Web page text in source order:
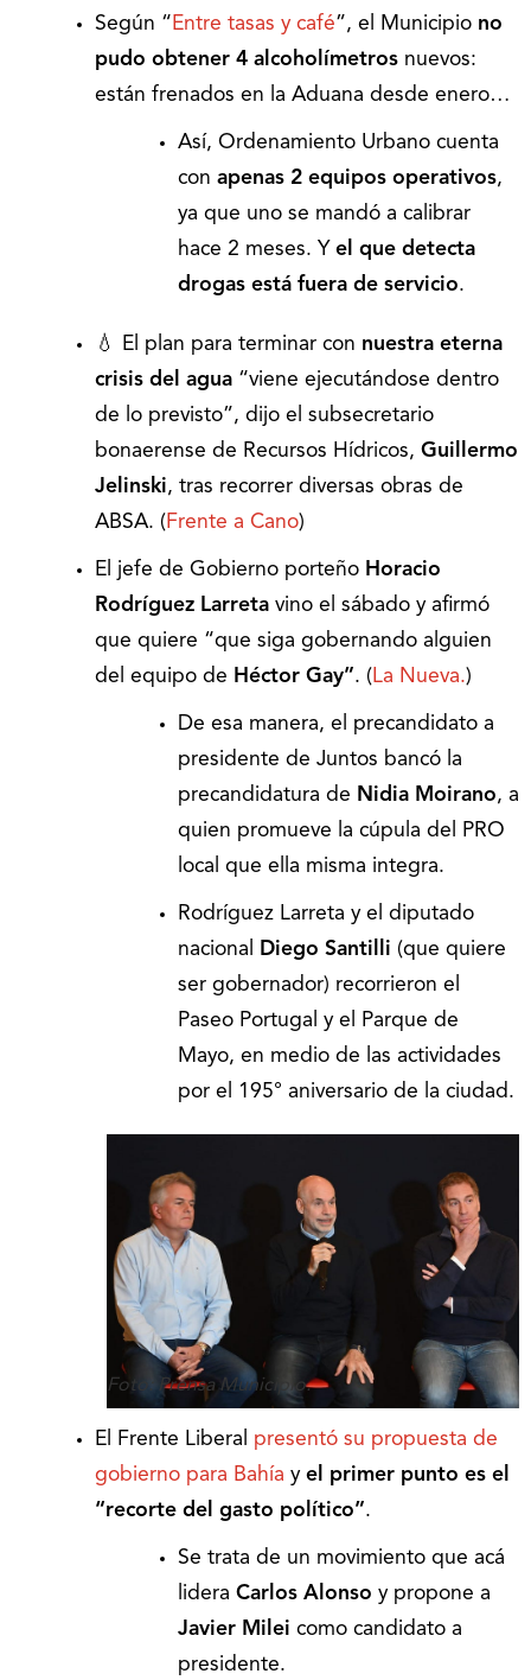
Según “ Entre tasas y café”, el Municipio no
pudo obtener 4 alcoholímetros nuevos:
están frenados en la Aduana desde enero…
Así, Ordenamiento Urbano cuenta
con apenas 2 equipos operativos,
ya que uno se mandó a calibrar
hace 2 meses. Y el que detecta
drogas está fuera de servicio.
💧 El plan para terminar con nuestra eterna
crisis del agua “viene ejecutándose dentro
de lo previsto”, dijo el subsecretario
bonaerense de Recursos Hídricos, Guillermo
Jelinski, tras recorrer diversas obras de
ABSA. ( Frente a Cano)
El jefe de Gobierno porteño Horacio
Rodríguez Larreta vino el sábado y afirmó
que quiere “que siga gobernando alguien
del equipo de Héctor Gay”. ( La Nueva.)
De esa manera, el precandidato a
presidente de Juntos bancó la
precandidatura de Nidia Moirano, a
quien promueve la cúpula del PRO
local que ella misma integra.
Rodríguez Larreta y el diputado
nacional
Diego Santilli (que quiere
ser gobernador) recorrieron el
Paseo Portugal y el Parque de
Mayo, en medio de las actividades
por el 195° aniversario de la ciudad.
Foto: Prensa Municipio.
El Frente Liberal presentó su propuesta de
gobierno para Bahía y el primer punto es el
“recorte del gasto político”.
Se trata de un movimiento que acá
lidera Carlos Alonso y propone a
Javier Milei como candidato a
presidente.